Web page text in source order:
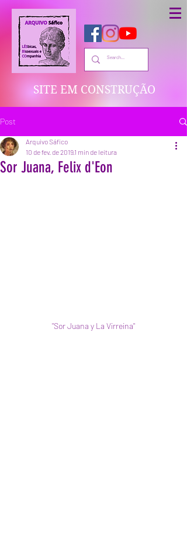
SITE EM CONSTRUÇÃO
Post
Sor Juana, Felix d'Eon
Arquivo Sáfico
10 de fev. de 20191 min de leitura
"Sor Juana y La Virreina"